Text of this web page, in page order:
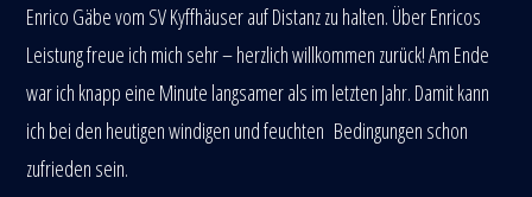
Enrico Gäbe vom SV Kyffhäuser auf Distanz zu halten. Über Enricos
Leistung freue ich mich sehr – herzlich willkommen zurück! Am Ende
war ich knapp eine Minute langsamer als im letzten Jahr. Damit kann
ich bei den heutigen windigen und feuchten Bedingungen schon
zufrieden sein.